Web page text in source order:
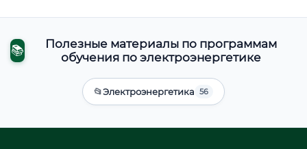
📚
Полезные материалы по программам
обучения по электроэнергетике
📂Электроэнергетика 56